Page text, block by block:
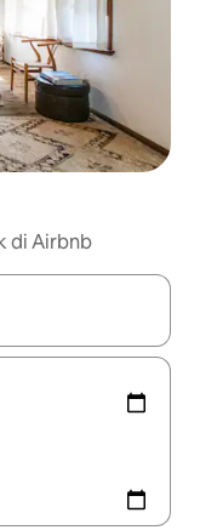
di Airbnb
tombol panah